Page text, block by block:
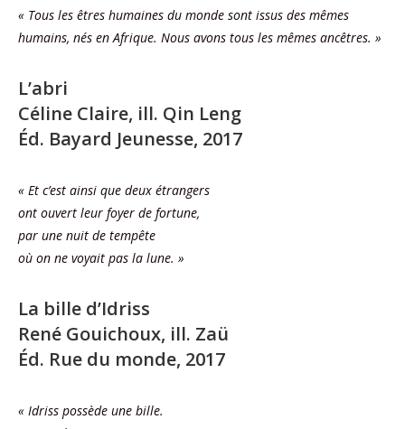
« Tous les êtres humaines du monde sont issus des mêmes
humains, nés en Afrique. Nous avons tous les mêmes ancêtres. »
L’abri
Céline Claire, ill. Qin Leng
Éd. Bayard Jeunesse, 2017
« Et c’est ainsi que deux étrangers
ont ouvert leur foyer de fortune,
par une nuit de tempête
où on ne voyait pas la lune. »
La bille d’Idriss
René Gouichoux, ill. Zaü
Éd. Rue du monde, 2017
« Idriss possède une bille.